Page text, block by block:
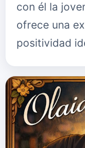
con él la
ofrece una
positividad